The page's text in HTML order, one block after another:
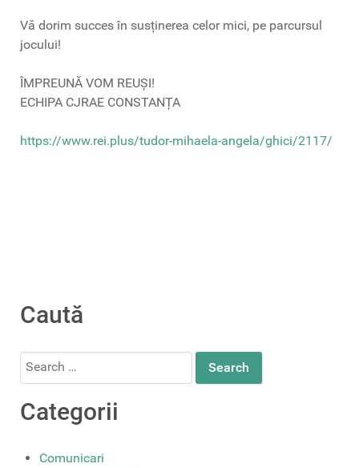
Vă dorim succes în susținerea celor mici, pe parcursul
jocului!
ÎMPREUNĂ VOM REUȘI!
ECHIPA CJRAE CONSTANȚA
https://www.rei.plus/tudor-mihaela-angela/ghici/2117/
Caută
Search
Categorii
Comunicari